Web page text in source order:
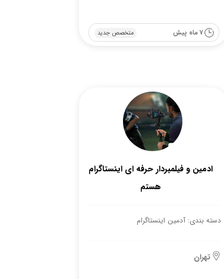
متخصص جدید 7 ماه پیش
ادمین و فیلمبردار حرفه ای اینستاگرام
هستم
دسته بندی: آدمین اینستاگرام
تهران